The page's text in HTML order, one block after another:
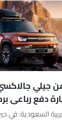
جيلي
سيارة دفع رباعي
الاصطناعي
السعودية: في